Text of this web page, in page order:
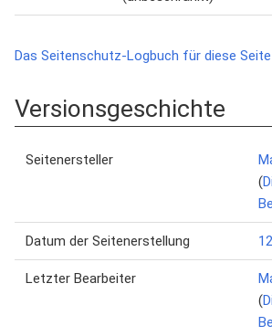
Das Seitenschutz-Logbuch für diese Seite
Versionsgeschichte
Seitenersteller
(
Datum der Seitenerstellung
Letzter Bearbeiter
(